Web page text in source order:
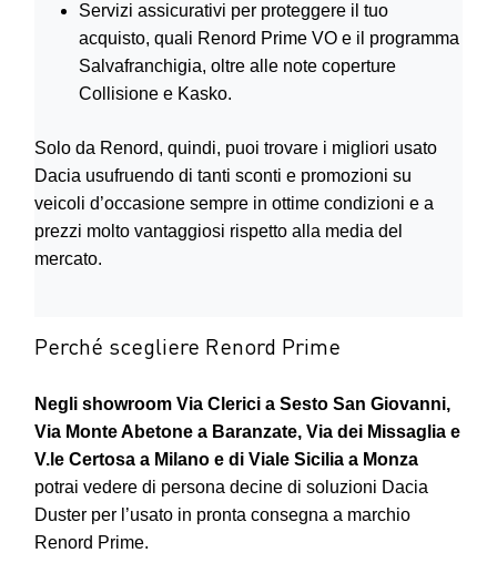
Servizi assicurativi per proteggere il tuo
acquisto, quali Renord Prime VO e il programma
Salvafranchigia, oltre alle note coperture
Collisione e Kasko.
Solo da Renord, quindi, puoi trovare i migliori usato
Dacia usufruendo di tanti sconti e promozioni su
veicoli d’occasione sempre in ottime condizioni e a
prezzi molto vantaggiosi rispetto alla media del
mercato.
Perché scegliere Renord Prime
Negli showroom Via Clerici a Sesto San Giovanni,
Via Monte Abetone a Baranzate, Via dei Missaglia e
V.le Certosa a Milano e di Viale Sicilia a Monza
potrai vedere di persona decine di soluzioni Dacia
Duster per l’usato in pronta consegna a marchio
Renord Prime.